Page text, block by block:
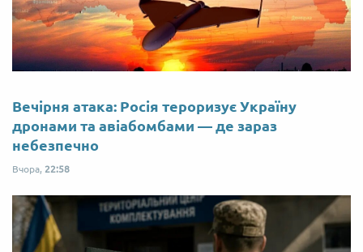
Вечірня атака: Росія тероризує Україну
дронами та авіабомбами — де зараз
небезпечно
Вчора, 22:58